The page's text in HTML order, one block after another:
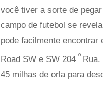
você tiver a sorte de
campo de futebol se
pode facilmente encontrar
Road SW e SW 204 º
45 milhas de orla para